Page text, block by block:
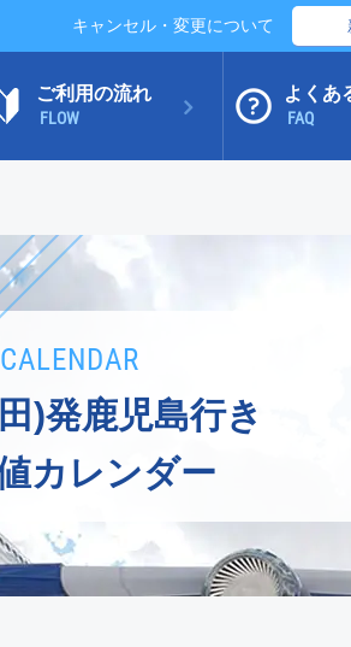
キャンセル・変更について
ご利用の流れ
FLOW
よくあ
FAQ
CALENDAR
)発鹿児島行き
カレンダー